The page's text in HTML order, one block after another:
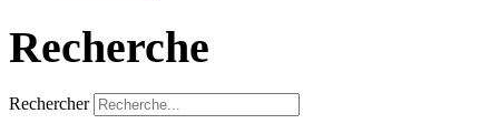
Recherche
Rechercher